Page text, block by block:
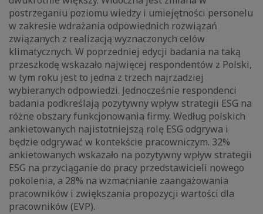
postrzeganiu poziomu wiedzy i umiejętności personelu
w zakresie wdrażania odpowiednich rozwiązań
związanych z realizacją wyznaczonych celów
klimatycznych. W poprzedniej edycji badania na taką
przeszkodę wskazało najwięcej respondentów z Polski,
w tym roku jest to jedna z trzech najrzadziej
wybieranych odpowiedzi. Jednocześnie respondenci
badania podkreślają pozytywny wpływ strategii ESG na
różne obszary funkcjonowania firmy. Według polskich
ankietowanych najistotniejszą rolę ESG odgrywa i
będzie odgrywać w kontekście pracowniczym. 32%
ankietowanych wskazało na pozytywny wpływ strategii
ESG na przyciąganie do pracy przedstawicieli nowego
pokolenia, a 28% na wzmacnianie zaangażowania
pracowników i zwiększania propozycji wartości dla
pracowników (EVP).